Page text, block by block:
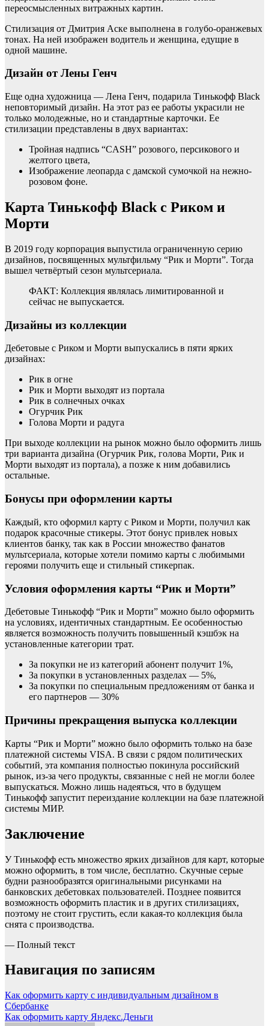
переосмысленных витражных картин.
Стилизация от Дмитрия Аске выполнена в голубо-оранжевых
тонах. На ней изображен водитель и женщина, едущие в
одной машине.
Дизайн от Лены Генч
Еще одна художница — Лена Генч, подарила Тинькофф Black
неповторимый дизайн. На этот раз ее работы украсили не
только молодежные, но и стандартные карточки. Ее
стилизации представлены в двух вариантах:
Тройная надпись “CASH” розового, персикового и
желтого цвета,
Изображение леопарда с дамской сумочкой на нежно-
розовом фоне.
Карта Тинькофф Black с Риком и
Морти
В 2019 году корпорация выпустила ограниченную серию
дизайнов, посвященных мультфильму “Рик и Морти”. Тогда
вышел четвёртый сезон мультсериала.
ФАКТ: Коллекция являлась лимитированной и
сейчас не выпускается.
Дизайны из коллекции
Дебетовые с Риком и Морти выпускались в пяти ярких
дизайнах:
Рик в огне
Рик и Морти выходят из портала
Рик в солнечных очках
Огурчик Рик
Голова Морти и радуга
При выходе коллекции на рынок можно было оформить лишь
три варианта дизайна (Огурчик Рик, голова Морти, Рик и
Морти выходят из портала), а позже к ним добавились
остальные.
Бонусы при оформлении карты
Каждый, кто оформил карту с Риком и Морти, получил как
подарок красочные стикеры. Этот бонус привлек новых
клиентов банку, так как в России множество фанатов
мультсериала, которые хотели помимо карты с любимыми
героями получить еще и стильный стикерпак.
Условия оформления карты “Рик и Морти”
Дебетовые Тинькофф “Рик и Морти” можно было оформить
на условиях, идентичных стандартным. Ее особенностью
является возможность получить повышенный кэшбэк на
установленные категории трат.
За покупки не из категорий абонент получит 1%,
За покупки в установленных разделах — 5%,
За покупки по специальным предложениям от банка и
его партнеров — 30%
Причины прекращения выпуска коллекции
Карты “Рик и Морти” можно было оформить только на базе
платежной системы VISA. В связи с рядом политических
событий, эта компания полностью покинула российский
рынок, из-за чего продукты, связанные с ней не могли более
выпускаться. Можно лишь надеяться, что в будущем
Тинькофф запустит переиздание коллекции на базе платежной
системы МИР.
Заключение
У Тинькофф есть множество ярких дизайнов для карт, которые
можно оформить, в том числе, бесплатно. Скучные серые
будни разнообразятся оригинальными рисунками на
банковских дебетовках пользователей. Позднее появится
возможность оформить пластик и в других стилизациях,
поэтому не стоит грустить, если какая-то коллекция была
снята с производства.
— Полный текст
Навигация по записям
Как оформить карту с индивидуальным дизайном в
Сбербанке
Как оформить карту Яндекс.Деньги